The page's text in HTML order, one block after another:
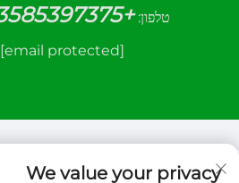
טלפון: +86-13585397375
[email protected]
We value your privacy